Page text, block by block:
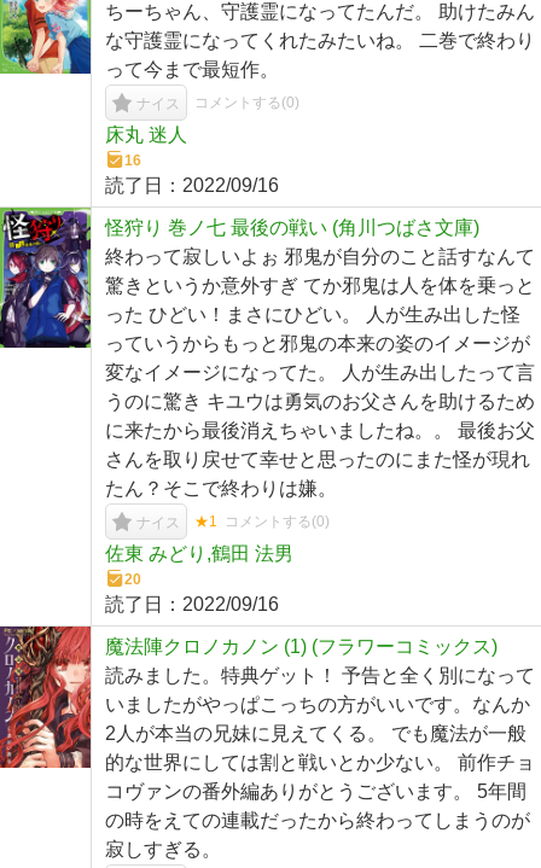
ちーちゃん、守護霊になってたんだ。 助けたみん
な守護霊になってくれたみたいね。 二巻で終わり
って今まで最短作。
ナイス コメントする(0)
床丸 迷人
16
読了日： 2022/09/16
怪狩り 巻ノ七 最後の戦い (角川つばさ文庫)
終わって寂しいよぉ 邪鬼が自分のこと話すなんて
驚きというか意外すぎ てか邪鬼は人を体を乗っと
った ひどい！まさにひどい。 人が生み出した怪
っていうからもっと邪鬼の本来の姿のイメージが
変なイメージになってた。 人が生み出したって言
うのに驚き キユウは勇気のお父さんを助けるため
に来たから最後消えちゃいましたね。。 最後お父
さんを取り戻せて幸せと思ったのにまた怪が現れ
たん？そこで終わりは嫌。
ナイス ★1 コメントする(0)
佐東 みどり,鶴田 法男
20
読了日： 2022/09/16
魔法陣クロノカノン (1) (フラワーコミックス)
読みました。特典ゲット！ 予告と全く別になって
いましたがやっぱこっちの方がいいです。なんか
2人が本当の兄妹に見えてくる。 でも魔法が一般
的な世界にしては割と戦いとか少ない。 前作チョ
コヴァンの番外編ありがとうございます。 5年間
の時をえての連載だったから終わってしまうのが
寂しすぎる。